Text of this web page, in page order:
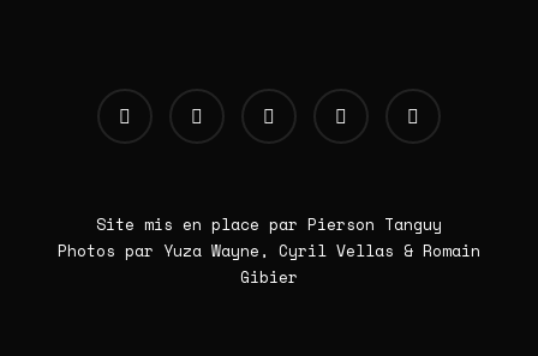
Site mis en place par Pierson Tanguy
Photos par Yuza Wayne, Cyril Vellas & Romain
Gibier